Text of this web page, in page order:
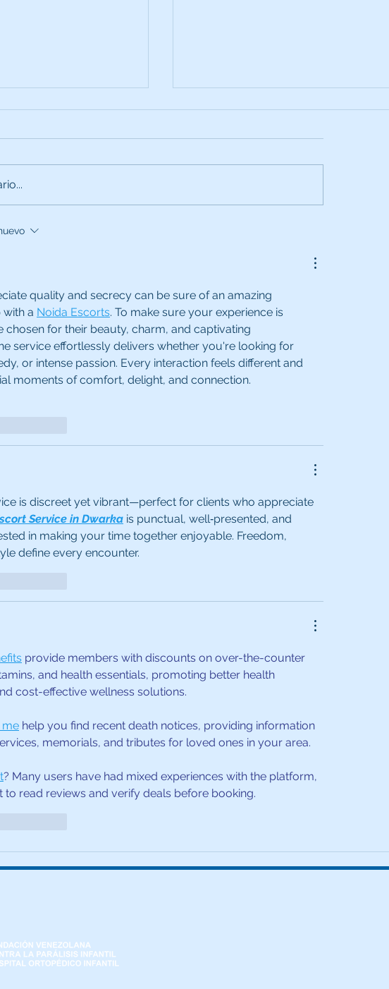
nuevo equipo
el Área Quirúrgica
Fundación Mapfre hace entrega
donativo al Hospital Ortopédico
Infantil
quality and secrecy can be sure of an amazing
a Noida Escorts. To make sure your experience is
chosen for their beauty, charm, and captivating
service effortlessly delivers whether you're looking for
or intense passion. Every interaction feels different and
moments of comfort, delight, and connection.
is discreet yet vibrant—perfect for clients who appreciate
Service in Dwarka is punctual, well‑presented, and
in making your time together enjoyable. Freedom,
define every encounter.
provide members with discounts on over-the-counter
and health essentials, promoting better health
cost-effective wellness solutions.
me help you find recent death notices, providing information
memorials, and tributes for loved ones in your area.
? Many users have had mixed experiences with the platform,
to read reviews and verify deals before booking.